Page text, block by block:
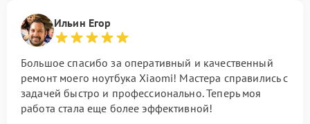
Ильин Егор
Большое спасибо за оперативный и качественный
ремонт моего ноутбука Xiaomi! Мастера справились с
задачей быстро и профессионально. Теперь моя
работа стала еще более эффективной!